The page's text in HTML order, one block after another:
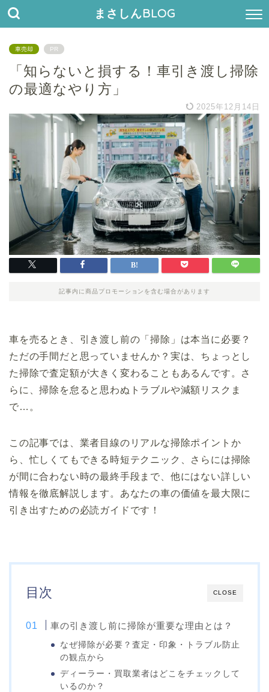
まさしんBLOG
車売却 PR
「知らないと損する！車引き渡し掃除
の最適なやり方」
2025年12月14日
記事内に商品プロモーションを含む場合があります
車を売るとき、引き渡し前の「掃除」は本当に必要？
ただの手間だと思っていませんか？実は、ちょっとし
た掃除で査定額が大きく変わることもあるんです。さ
らに、掃除を怠ると思わぬトラブルや減額リスクま
で…。
この記事では、業者目線のリアルな掃除ポイントか
ら、忙しくてもできる時短テクニック、さらには掃除
が間に合わない時の最終手段まで、他にはない詳しい
情報を徹底解説します。あなたの車の価値を最大限に
引き出すための必読ガイドです！
CLOSE
目次
車の引き渡し前に掃除が重要な理由とは？
なぜ掃除が必要？査定・印象・トラブル防止
の観点から
ディーラー・買取業者はどこをチェックして
いるのか？